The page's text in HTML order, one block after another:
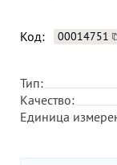
Код: 00014751
Тип:
Качество:
Единица